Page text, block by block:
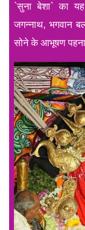
`सुना बेशा` का
जगन्नाथ, भगवान
सोने के आभूषण